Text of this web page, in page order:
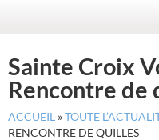
Sainte Croix
Rencontre de
ACCUEIL »TOUTE
RENCONTRE DE QUILLES